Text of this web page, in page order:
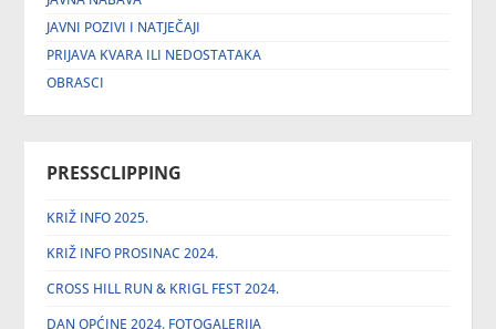
JAVNI POZIVI I NATJEČAJI
PRIJAVA KVARA ILI NEDOSTATAKA
OBRASCI
PRESSCLIPPING
KRIŽ INFO 2025.
KRIŽ INFO PROSINAC 2024.
CROSS HILL RUN & KRIGL FEST 2024.
DAN OPĆINE 2024. FOTOGALERIJA